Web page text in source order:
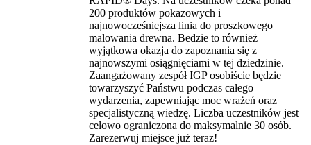
200 produktów pokazowych i
najnowocześniejsza linia do proszkowego
malowania drewna. Bedzie to również
wyjątkowa okazja do zapoznania się z
najnowszymi osiągnięciami w tej dziedzinie.
Zaangażowany zespół IGP osobiście będzie
towarzyszyć Państwu podczas całego
wydarzenia, zapewniając moc wrażeń oraz
specjalistyczną wiedzę. Liczba uczestników jest
celowo ograniczona do maksymalnie 30 osób.
Zarezerwuj miejsce już teraz!